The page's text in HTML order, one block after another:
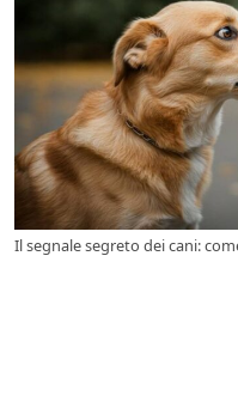
Il segnale segreto dei cani: